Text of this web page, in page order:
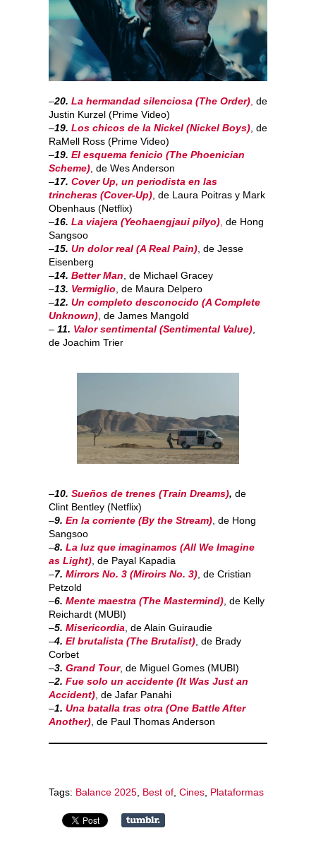
–20. La hermandad silenciosa (The Order) de
Justin Kurzel (Prime Video)
–19. Los chicos de la Nickel (Nickel Boys) , de
RaMell Ross (Prime Video)
–19. El esquema fenicio (The Phoenician
Scheme) , de Wes Anderson
–17. Cover Up, un periodista en las
trincheras (Cover-Up) , de Laura Poitras y Mark
Obenhaus (Netflix)
–16. La viajera (Yeohaengjaui pilyo) de Hong
Sangsoo
–15. Un dolor real (A Real Pain) , de Jesse
Eisenberg
–14. Better Man , de Michael Gracey
–13. Vermiglio , de Maura Delpero
–12. Un completo desconocido (A Complete
Unknown) , de James Mangold
– 11. Valor sentimental (Sentimental Value)
de Joachim Trier
–10. Sueños de trenes (Train Dreams), de
Clint Bentley (Netflix)
–9. En la corriente (By the Stream), de Hong
Sangsoo
–8. La luz que imaginamos (All We Imagine
as Light), de Payal Kapadia
–7. Mirrors No. 3 (Miroirs No. 3), de Cristian
Petzold
–6. Mente maestra (The Mastermind), de Kelly
Reichardt (MUBI)
–5. Misericordia, de Alain Guiraudie
–4. El brutalista (The Brutalist), de Brady
Corbet
–3. Grand Tour, de Miguel Gomes (MUBI)
–2. Fue solo un accidente (It Was Just an
Accident), de Jafar Panahi
–1. Una batalla tras otra (One Battle After
Another), de Paul Thomas Anderson
Tags: Balance 2025, Best of, Cines, Plataformas